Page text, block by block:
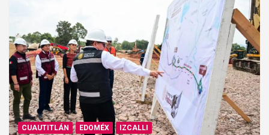
CUAUTITLÁN EDOMÉX IZCALLI